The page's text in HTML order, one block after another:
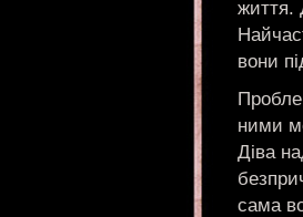
життя.
вони
ними
Діва
сама